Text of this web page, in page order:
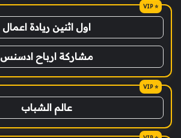
اول اثنين ريادة اعمال
مشاركة ارباح ادسنس
عالم الشباب